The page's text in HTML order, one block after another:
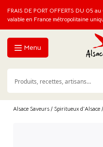
FRAIS DE PORT OFFERTS DU 05
valable en France métropolitaine
Menu
Alsace Saveurs / Spiritueux d'Alsace /